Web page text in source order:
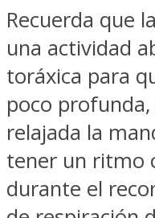
Recuerda que
una actividad
toráxica para
poco
relajada la
tener un ritmo
durante el